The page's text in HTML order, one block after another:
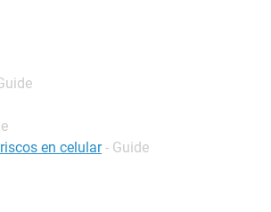
en celular - Guide